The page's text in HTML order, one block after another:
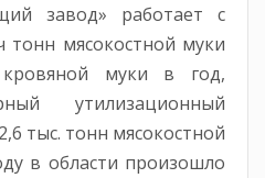
завод» работает с
мясокостной муки
муки в год,
утилизационный
тыс. тонн мясокостной
в области произошло